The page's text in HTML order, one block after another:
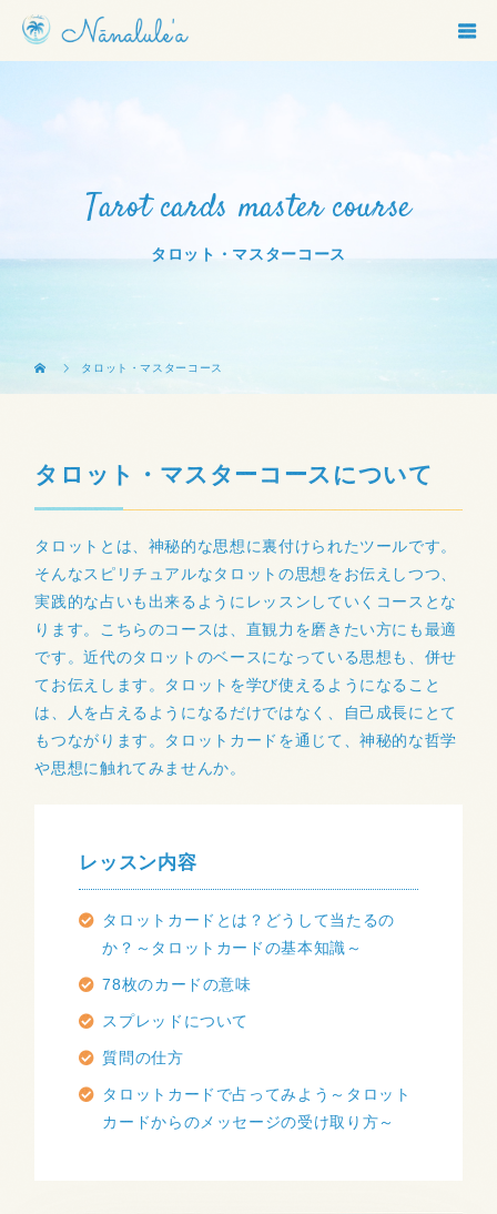
Tarot cards master course
タロット・マスターコース
タロット・マスターコース
タロット・マスターコースについて
タロットとは、神秘的な思想に裏付けられたツールです。
そんなスピリチュアルなタロットの思想をお伝えしつつ、
実践的な占いも出来るようにレッスンしていくコースとな
ります。こちらのコースは、直観力を磨きたい方にも最適
です。近代のタロットのベースになっている思想も、併せ
てお伝えします。タロットを学び使えるようになること
は、人を占えるようになるだけではなく、自己成長にとて
もつながります。タロットカードを通じて、神秘的な哲学
や思想に触れてみませんか。
レッスン内容
タロットカードとは？どうして当たるの
か？～タロットカードの基本知識～
78枚のカードの意味
スプレッドについて
質問の仕方
タロットカードで占ってみよう～タロット
カードからのメッセージの受け取り方～